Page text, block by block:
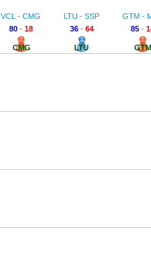
VCL - CMG
80- 18
CMG
LTU - SSP
36- 64
LTU
GTM -
85 -
GTM